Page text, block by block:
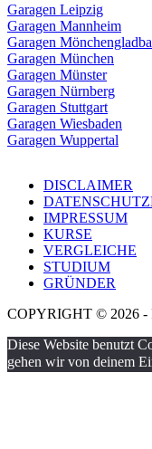
Garagen Leipzig
Garagen Mannheim
Garagen
Garagen München
Garagen Münster
Garagen Nürnberg
Garagen Stuttgart
Garagen Wiesbaden
Garagen Wuppertal
DISCLAIMER
IMPRESSUM
KURSE
VERGLEICHE
STUDIUM
GRÜNDER
COPYRIGHT © 2026
Diese Website benutzt
gehen wir von deinem